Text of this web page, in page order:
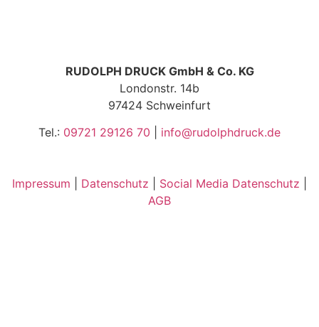
RUDOLPH DRUCK GmbH & Co. KG
Londonstr. 14b
97424 Schweinfurt
Tel.: 09721 29126 70 info@rudolphdruck.de
Impressum Datenschutz Social Media Datenschutz
AGB